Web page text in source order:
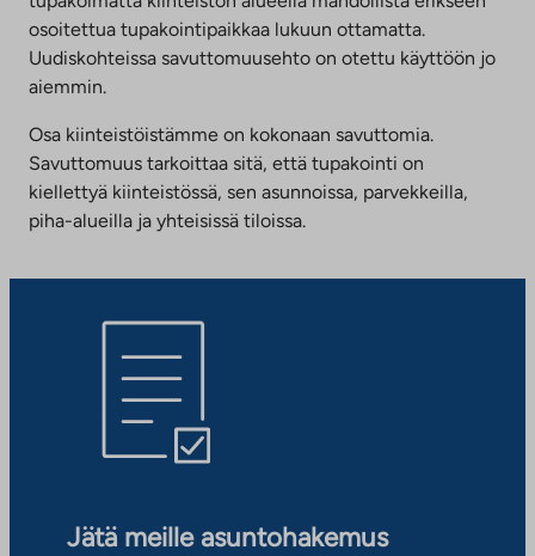
osoitettua tupakointipaikkaa lukuun ottamatta.
Uudiskohteissa savuttomuusehto on otettu käyttöön jo
aiemmin.
Osa kiinteistöistämme on kokonaan savuttomia.
Savuttomuus tarkoittaa sitä, että tupakointi on
kiellettyä kiinteistössä, sen asunnoissa, parvekkeilla,
piha-alueilla ja yhteisissä tiloissa.
Jätä meille asuntohakemus